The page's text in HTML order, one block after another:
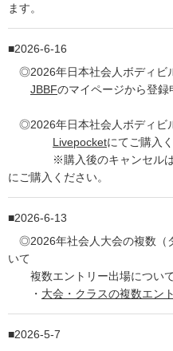
ます。
2026-6-16
◎2026年日本社会人ボディビ
JBBFのマイページから登録
◎2026年日本社会人ボディビ
Livepocketにてご購入
※購入後のキャンセルはで
にご購入ください。
2026-6-13
◎2026年社会人大会の複数（
いて
複数エントリー出場について
・ 大会・クラスの複数エン
2026-5-7